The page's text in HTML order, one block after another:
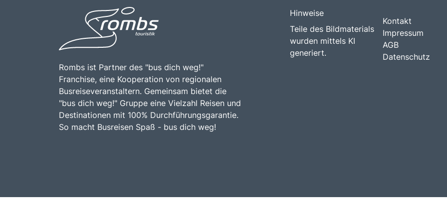
Rombs ist Partner des "bus dich weg!"
Franchise, eine Kooperation von regionalen
Busreiseveranstaltern. Gemeinsam bietet die
"bus dich weg!" Gruppe eine Vielzahl Reisen und
Destinationen mit 100% Durchführungsgarantie.
So macht Busreisen Spaß - bus dich weg!
Hinweise
Teile des Bildmaterials
wurden mittels KI
generiert.
Kontakt
Impressum
AGB
Datenschutz